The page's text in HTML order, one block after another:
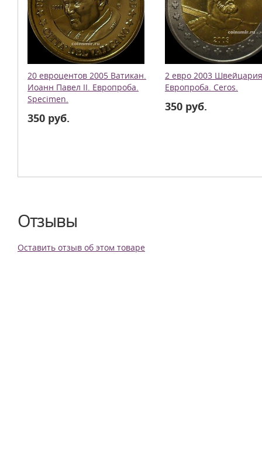
20 евроцентов 2005 Ватикан.
Иоанн Павел II. Европроба.
Specimen.
350 руб.
2 евро 2003
Европроба. Ceros.
350 руб.
Отзывы
Оставить отзыв об этом товаре